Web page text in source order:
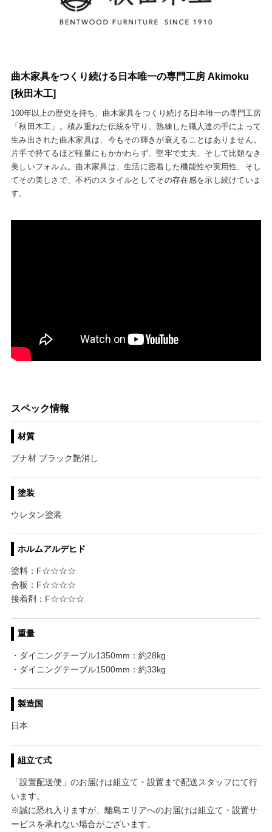
曲木家具をつくり続ける日本唯一の専門工房 Akimoku
[秋田木工]
100年以上の歴史を持ち、曲木家具をつくり続ける日本唯一の専門工房
「秋田木工」。積み重ねた伝統を守り、熟練した職人達の手によって
生み出された曲木家具は、今もその輝きが衰えることはありません。
片手で持てるほど軽量にもかかわらず、堅牢で丈夫、そして比類なき
美しいフォルム。曲木家具は、生活に密着した機能性や実用性、そし
てその美しさで、不朽のスタイルとしてその存在感を示し続けていま
す。
スペック情報
材質
ブナ材 ブラック艶消し
塗装
ウレタン塗装
ホルムアルデヒド
塗料：F☆☆☆☆
合板：F☆☆☆☆
接着剤：F☆☆☆☆
重量
・ダイニングテーブル1350mm：約28kg
・ダイニングテーブル1500mm：約33kg
製造国
日本
組立て式
「設置配送便」のお届けは組立て・設置まで配送スタッフにて行
います。
※誠に恐れ入りますが、離島エリアへのお届けは組立て・設置サ
ービスを承れない場合がございます。